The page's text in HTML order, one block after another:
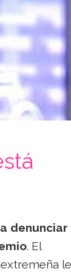
denunciar
. El
le